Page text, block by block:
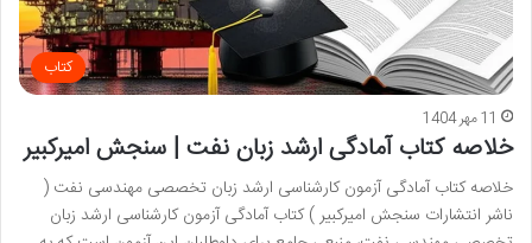
کتاب
11 مهر 1404
خلاصه کتاب آمادگی ارشد زبان نفت | سنجش امیرکبیر
خلاصه کتاب آمادگی آزمون کارشناسی ارشد زبان تخصصی مهندسی نفت (
ناشر انتشارات سنجش امیرکبیر ) کتاب آمادگی آزمون کارشناسی ارشد زبان